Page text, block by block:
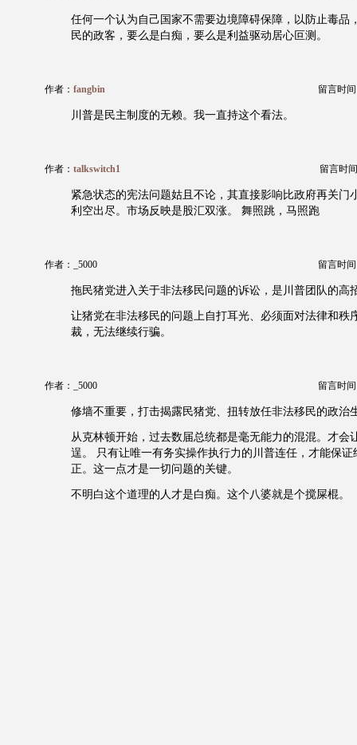
任何一个认为自己国家不需要边境障碍保障，以防止毒品
民的政客，要么是白痴，要么是利益驱动居心叵测。
作者： fangbin 留言时间
川普是民主制度的无赖。我一直持这个看法。
作者： talkswitch1 留言时
紧急状态的宪法问题姑且不论，其直接影响比政府再关门
利空出尽。市场反映是股汇双涨。 舞照跳，马照跑
作者：_5000 留言时间
拖民猪党进入关于非法移民问题的诉讼，是川普团队的高
让猪党在非法移民的问题上自打耳光、必须面对法律和秩
裁，无法继续行骗。
作者：_5000 留言时间
修墙不重要，打击揭露民猪党、扭转放任非法移民的政治
从克林顿开始，过去数届总统都是毫无能力的混混。才会
逞。 只有让唯一有务实操作执行力的川普连任，才能保证
正。这一点才是一切问题的关键。
不明白这个道理的人才是白痴。这个八婆就是个搅屎棍。